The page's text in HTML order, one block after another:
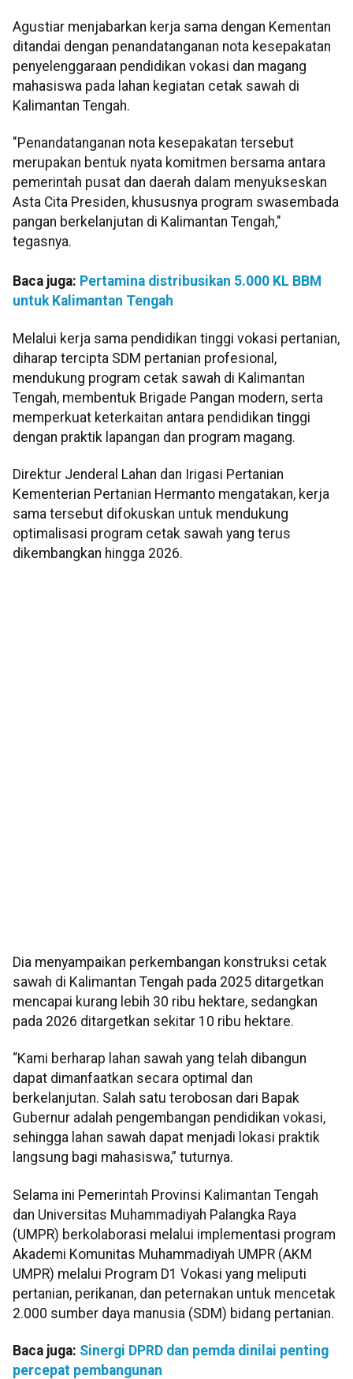
Agustiar menjabarkan kerja sama dengan Kementan
ditandai dengan penandatanganan nota kesepakatan
penyelenggaraan pendidikan vokasi dan magang
mahasiswa pada lahan kegiatan cetak sawah di
Kalimantan Tengah.
"Penandatanganan nota kesepakatan tersebut
merupakan bentuk nyata komitmen bersama antara
pemerintah pusat dan daerah dalam menyukseskan
Asta Cita Presiden, khususnya program swasembada
pangan berkelanjutan di Kalimantan Tengah,"
tegasnya.
Baca juga: Pertamina distribusikan 5.000 KL BBM
untuk Kalimantan Tengah
Melalui kerja sama pendidikan tinggi vokasi pertanian,
diharap tercipta SDM pertanian profesional,
mendukung program cetak sawah di Kalimantan
Tengah, membentuk Brigade Pangan modern, serta
memperkuat keterkaitan antara pendidikan tinggi
dengan praktik lapangan dan program magang.
Direktur Jenderal Lahan dan Irigasi Pertanian
Kementerian Pertanian Hermanto mengatakan, kerja
sama tersebut difokuskan untuk mendukung
optimalisasi program cetak sawah yang terus
dikembangkan hingga 2026.
Dia menyampaikan perkembangan konstruksi cetak
sawah di Kalimantan Tengah pada 2025 ditargetkan
mencapai kurang lebih 30 ribu hektare, sedangkan
pada 2026 ditargetkan sekitar 10 ribu hektare.
“Kami berharap lahan sawah yang telah dibangun
dapat dimanfaatkan secara optimal dan
berkelanjutan. Salah satu terobosan dari Bapak
Gubernur adalah pengembangan pendidikan vokasi,
sehingga lahan sawah dapat menjadi lokasi praktik
langsung bagi mahasiswa,” tuturnya.
Selama ini Pemerintah Provinsi Kalimantan Tengah
dan Universitas Muhammadiyah Palangka Raya
(UMPR) berkolaborasi melalui implementasi program
Akademi Komunitas Muhammadiyah UMPR (AKM
UMPR) melalui Program D1 Vokasi yang meliputi
pertanian, perikanan, dan peternakan untuk mencetak
2.000 sumber daya manusia (SDM) bidang pertanian.
Baca juga: Sinergi DPRD dan pemda dinilai penting
percepat pembangunan